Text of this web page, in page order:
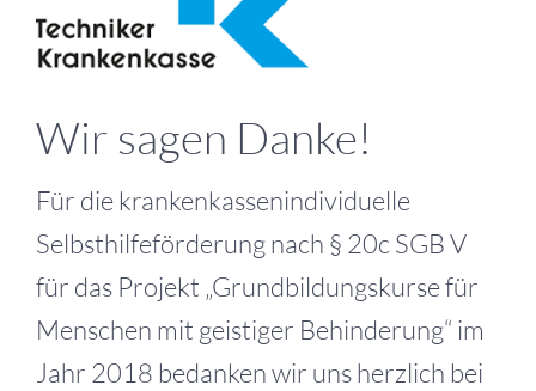
Wir sagen Danke!
Für die krankenkassenindividuelle
Selbsthilfeförderung nach § 20c SGB V
für das Projekt „Grundbildungskurse für
Menschen mit geistiger Behinderung“ im
Jahr 2018 bedanken wir uns herzlich bei